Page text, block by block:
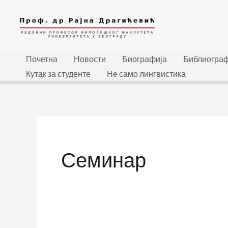
content
Почетна Новости Биографија
Кутак за студенте
Не само лингвистика
Семинар